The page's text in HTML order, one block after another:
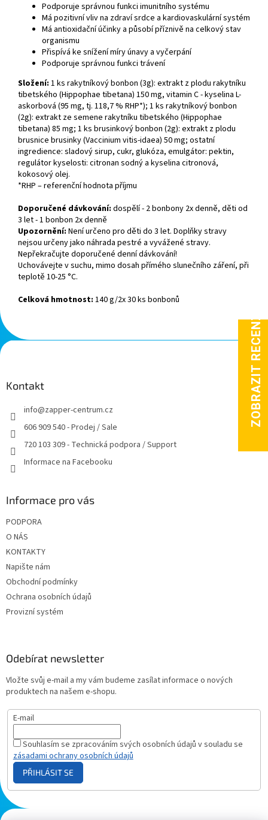
Podporuje správnou funkci imunitního systému
Má pozitivní vliv na zdraví srdce a kardiovaskulární systém
Má antioxidační účinky a působí příznivě na celkový stav
organismu
Přispívá ke snížení míry únavy a vyčerpání
Podporuje správnou funkci trávení
Složení: 1 ks rakytníkový bonbon (3g): extrakt z plodu rakytníku
tibetského (Hippophae tibetana) 150 mg, vitamin C - kyselina L-
askorbová (95 mg, tj. 118,7 % RHP*); 1 ks rakytníkový bonbon
(2g): extrakt ze semene rakytníku tibetského (Hippophae
tibetana) 85 mg; 1 ks brusinkový bonbon (2g): extrakt z plodu
brusnice brusinky (Vaccinium vitis-idaea) 50 mg; ostatní
ingredience: sladový sirup, cukr, glukóza, emulgátor: pektin,
regulátor kyselosti: citronan sodný a kyselina citronová,
kokosový olej.
*RHP – referenční hodnota příjmu
Doporučené dávkování: dospělí - 2 bonbony 2x denně, děti od
3 let - 1 bonbon 2x denně
Upozornění: Není určeno pro děti do 3 let. Doplňky stravy
nejsou určeny jako náhrada pestré a vyvážené stravy.
Nepřekračujte doporučené denní dávkování!
Uchovávejte v suchu, mimo dosah přímého slunečního záření, při
teplotě 10-25 °C.
Celková hmotnost: 140 g/2x 30 ks bonbonů
Z
á
Kontakt
info@zapper-centrum.cz
606 909 540 - Prodej / Sale
720 103 309 - Technická podpora / Support
Informace na Facebooku
Informace pro vás
PODPORA
O NÁS
KONTAKTY
Napište nám
Obchodní podmínky
Ochrana osobních údajů
Provizní systém
Odebírat newsletter
Vložte svůj e-mail a my vám budeme zasílat informace o nových
produktech na našem e-shopu.
E-mail
Souhlasím se zpracováním svých osobních údajů v souladu se
zásadami ochrany osobních údajů
PŘIHLÁSIT SE